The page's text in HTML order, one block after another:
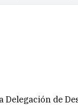
Delegación de